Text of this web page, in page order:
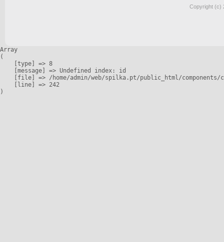
Copyright (c)
Array
(
    [type] => 8
    [message] => Undefined index: id
[file] => /home/admin/web/spilka.pt/public_html/
    [line] => 242